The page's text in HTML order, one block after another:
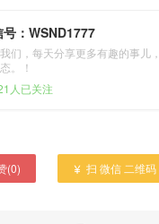
号：WSND1777
们，每天分享更多有趣的事儿
。！
人已关注
(0)  扫 微信 二维码
娇（钟
我国自主研